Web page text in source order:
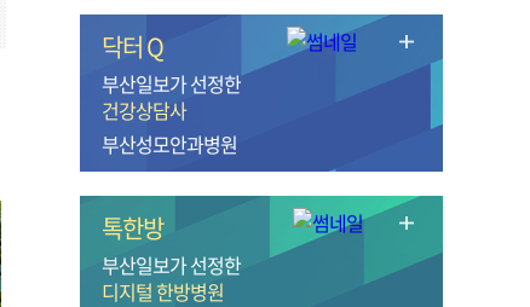
닥터 Q
부산일보가 선정한
건강상담사
부산성모안과병원
톡한방
부산일보가 선정한
디지털 한방병원